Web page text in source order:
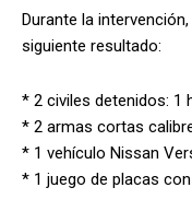
Durante la
siguiente resultado:
* 2 civiles detenidos: 1
* 2 armas cortas
* 1 vehículo Nissan
* 1 juego de placas